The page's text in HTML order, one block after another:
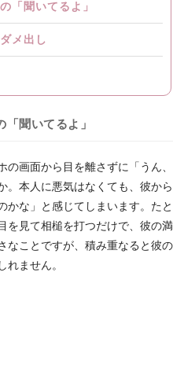
「聞いてるよ」
メ出し
聞いてるよ」
画面から目を離さずに「うん、
。本人に悪気はなくても、彼から
かな」と感じてしまいます。たと
を見て相槌を打つだけで、彼の満
なことですが、積み重なると彼の
れません。